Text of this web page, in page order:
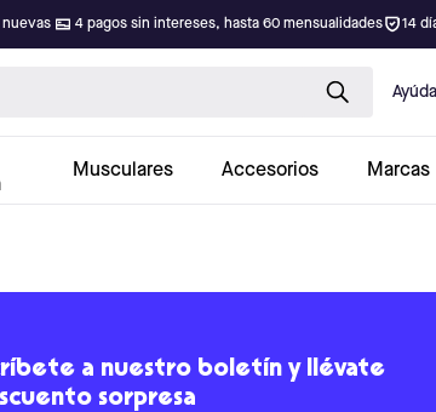
nuevas 4 pagos sin intereses, hasta 60 mensualidades 14
Musculares Accesorios Marcas
a nuestro boletín y llévate
sorpresa